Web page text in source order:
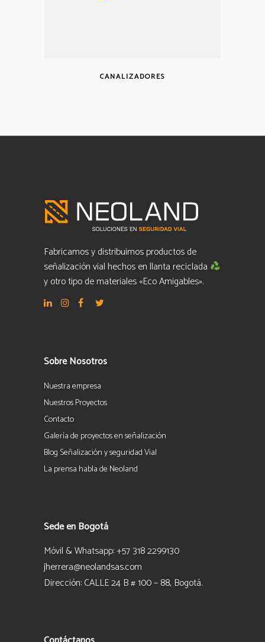
CANALIZADORES
Fabricamos y distribuimos productos de
señalización vial hechos en llanta reciclada
y otro tipo de materiales «Eco Amigables».
Sobre Nosotros
Nuestra empresa
Nuestros Proyectos
Contacto
Galería de proyectos en señalización
Blog Señalización y seguridad Vial
La prensa habla de Neoland
Sede en Bogotá
Móvil & Whatsapp: +57 318 2299130
jherrera@neolandsas.com
Dirección: CALLE 24 B # 100 – 88, Bogotá.